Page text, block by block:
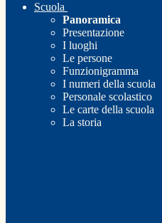
Scuola
Panoramica
Presentazione
I luoghi
Le persone
Funzionigramma
I numeri della scuola
Personale scolastico
Le carte della scuola
La storia